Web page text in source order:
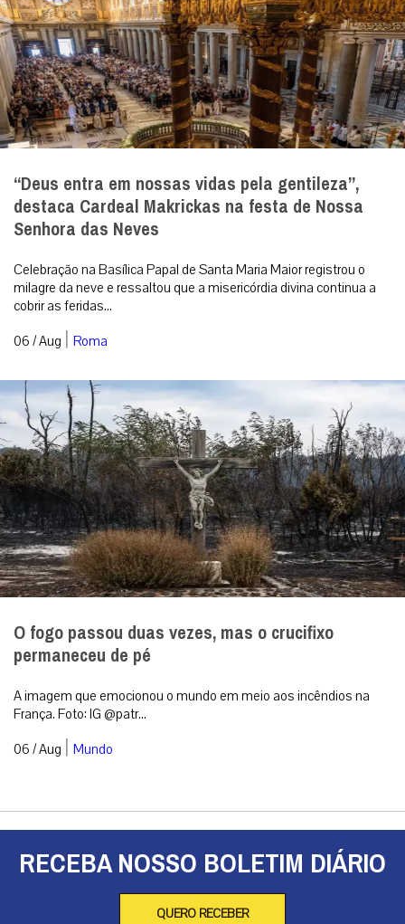
“Deus entra em nossas vidas pela gentileza”,
destaca Cardeal Makrickas na festa de Nossa
Senhora das Neves
Celebração na Basílica Papal de Santa Maria Maior registrou o
milagre da neve e ressaltou que a misericórdia divina continua a
cobrir as feridas...
06 / Aug | Roma
O fogo passou duas vezes, mas o crucifixo
permaneceu de pé
A imagem que emocionou o mundo em meio aos incêndios na
França. Foto: IG @patr...
06 / Aug | Mundo
RECEBA NOSSO BOLETIM DIÁRIO
QUERO RECEBER